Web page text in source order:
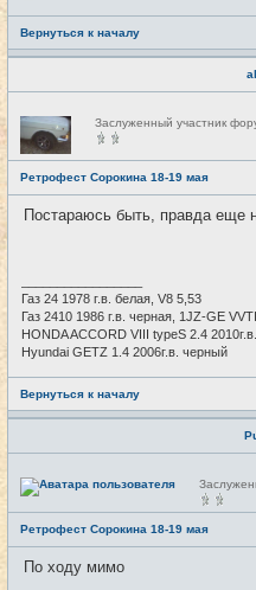
Вернуться к началу
Н
е
в
с
е
т
и
Заслуженный участник
Ретрофест Сорокина 18-19 мая
Постараюсь быть, правда еще
Газ 24 1978 г.в. белая, V8 5,53
Газ 2410 1986 г.в. черная, 1JZ-GE
HONDA ACCORD VIII typeS 2.4
Hyundai GETZ 1.4 2006г.в. черный
Вернуться к началу
Н
е
е
т
и
Ретрофест Сорокина 18-19 мая
По ходу мимо